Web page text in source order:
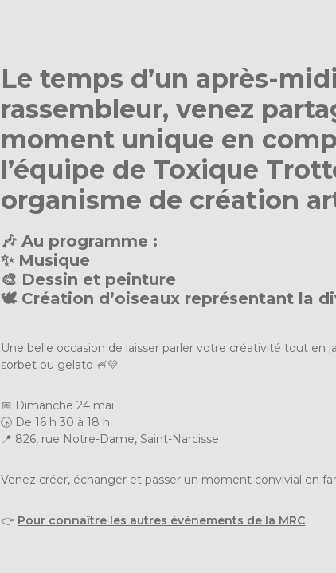
Le temps d’un après-
rassembleur, venez
moment unique en
l’équipe de Toxique
organisme de création
🎶 Au programme :
✨ Musique
🎨 Dessin et peinture
🕊️ Création d’oiseaux représentant la
Une belle occasion de laisser parler votre créativité tout en
sorbet ou gelato 🍧💛
📅 Dimanche 24 mai
🕟 De 16 h 30 à 18 h
📍 826, rue Notre-Dame, Saint-Narcisse
Venez créer, échanger et passer un moment convivial en
👉 Pour connaître les autres événements de la MRC